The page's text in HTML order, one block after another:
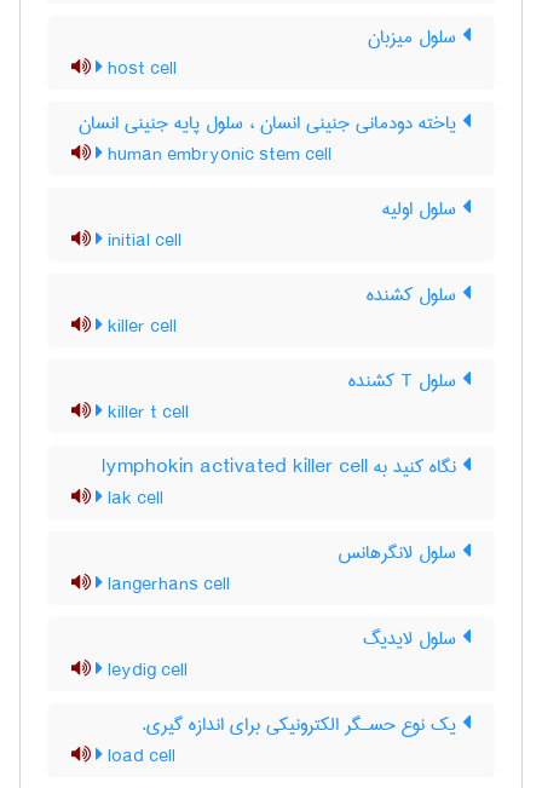
سلول میزبان
host cell
یاخته دودمانی جنینی انسان ، سلول پایه جنینی انسان
human embryonic stem cell
سلول اولیه
initial cell
سلول کشنده
killer cell
سلول T کشنده
killer t cell
نگاه کنید به lymphokin activated killer cell
lak cell
سلول لانگرهانس
langerhans cell
سلول لایدیگ
leydig cell
یك نوع حسـگر الكترونیكی برای اندازه گیری.
load cell